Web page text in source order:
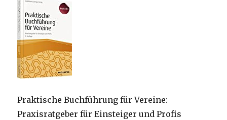
Praktische Buchführung für Vereine:
Praxisratgeber für Einsteiger und Profis